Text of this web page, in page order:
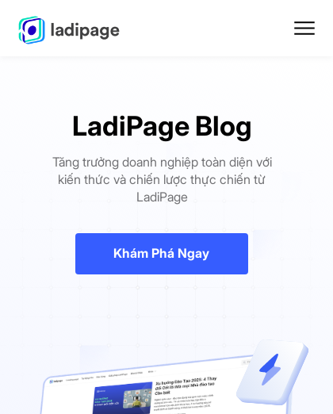
LadiPage Blog
Tăng trưởng doanh nghiệp toàn diện với
kiến thức và chiến lược thực chiến từ
LadiPage
Khám Phá Ngay